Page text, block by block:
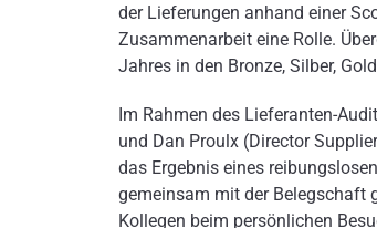
der Lieferungen anhand einer
Zusammenarbeit eine Rolle.
Jahres in den Bronze, Silber,
Im Rahmen des Lieferanten-
und Dan Proulx (Director
das Ergebnis eines
gemeinsam mit der Belegschaft
Kollegen beim persönlichen